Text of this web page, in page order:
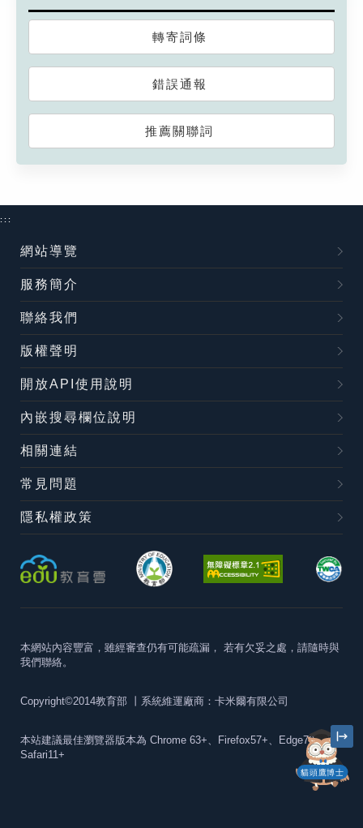
轉寄詞條
錯誤通報
推薦關聯詞
貓頭鷹博士
:::
網站導覽
服務簡介
聯絡我們
版權聲明
開放API使用說明
內嵌搜尋欄位說明
相關連結
常見問題
隱私權政策
本網站內容豐富，雖經審查仍有可能疏漏， 若有欠妥之處，請隨時與
我們聯絡。
Copyright©2014教育部 丨系統維運廠商：卡米爾有限公司
本站建議最佳瀏覽器版本為 Chrome 63+、Firefox57+、Edge79+及
Safari11+